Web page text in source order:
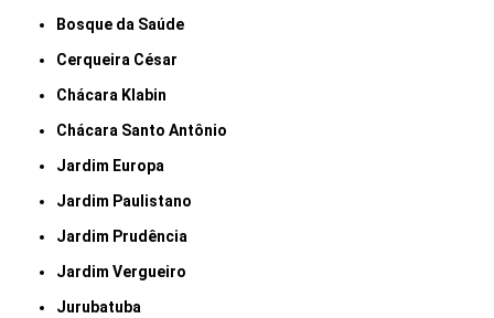
Bosque da Saúde
Cerqueira César
Chácara Klabin
Chácara Santo Antônio
Jardim Europa
Jardim Paulistano
Jardim Prudência
Jardim Vergueiro
Jurubatuba